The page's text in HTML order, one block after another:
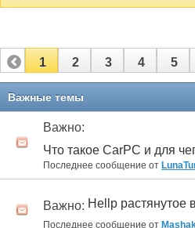
1 2 3 4 5
11 12
Важные темы
Важно:
Что такое CarPC и для
Последнее сообщение от
Важно: Hellp растянутое
Последнее сообщение от